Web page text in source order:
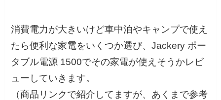
消費電力が大きいけど車中泊やキャンプで使え
たら便利な家電をいくつか選び、Jackery ポー
タブル電源 1500でその家電が使えそうかレビ
ューしていきます。
（商品リンクで紹介してますが、あくまで参考